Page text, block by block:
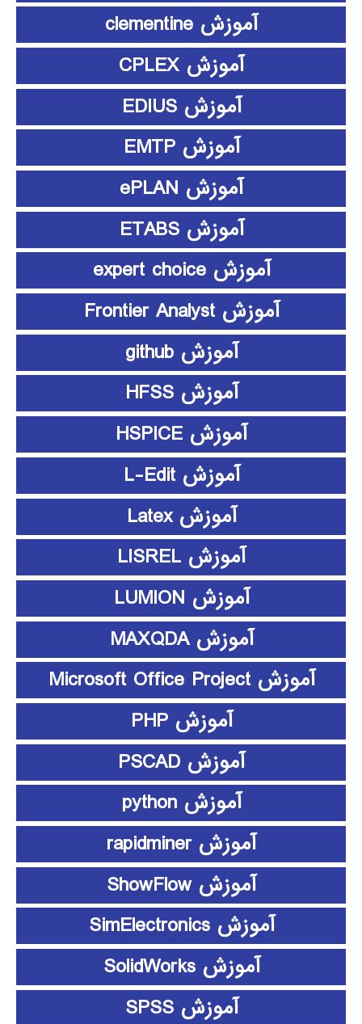
آموزش clementine
آموزش CPLEX
آموزش EDIUS
آموزش EMTP
آموزش ePLAN
آموزش ETABS
آموزش expert choice
آموزش Frontier Analyst
آموزش github
آموزش HFSS
آموزش HSPICE
آموزش L-Edit
آموزش Latex
آموزش LISREL
آموزش LUMION
آموزش MAXQDA
آموزش Microsoft Office Project
آموزش PHP
آموزش PSCAD
آموزش python
آموزش rapidminer
آموزش ShowFlow
آموزش SimElectronics
آموزش SolidWorks
آموزش SPSS